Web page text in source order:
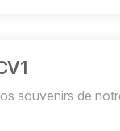
souvenirs de